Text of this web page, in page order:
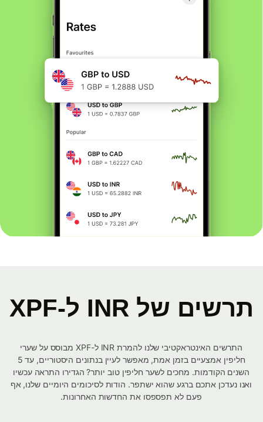
תרשים של INR ל-XPF
התרשים האינטראקטיבי שלנו להמרת INR ל-XPF מבוסס על שערי
חליפין אמצעיים בזמן אמת, מאפשר לעיין בנתונים היסטוריים, עד 5
השנים הקודמות. מחכים לשער חליפין טוב יותר? הגדירו התראה עכשיו
ואנו נעדכן אתכם ברגע שהוא ישתפר. הודות לסיכומים היומיים שלנו, אף
פעם לא תפספסו את החדשות האחרונות.